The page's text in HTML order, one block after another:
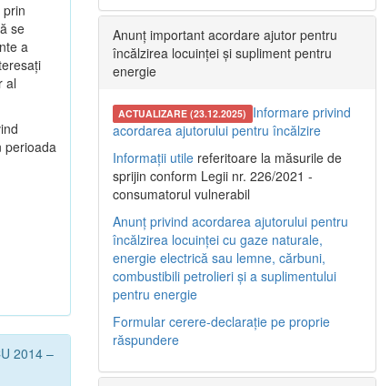
se
a
al
perioada
2014 –
Anunț important acordare ajutor pentru
încălzirea locuinței și supliment pentru
energie
ACTUALIZARE (23.12.2025) Informare privind
acordarea ajutorului pentru încălzire
Informații utile referitoare la măsurile de
sprijin conform Legii nr. 226/2021 -
consumatorul vulnerabil
Anunț privind acordarea ajutorului pentru
încălzirea locuinței cu gaze naturale,
energie electrică sau lemne, cărbuni,
combustibili petrolieri și a suplimentului
pentru energie
Formular cerere-declarație pe proprie
răspundere